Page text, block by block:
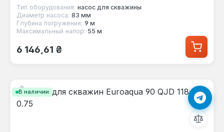
Тип оборудования: насос для скважины
Диаметр насоса: 83 мм
Глубина погружения: 9 м
Максимальный напор: 55 м
Обычная цена:
6 146,61 ₴
В наличии